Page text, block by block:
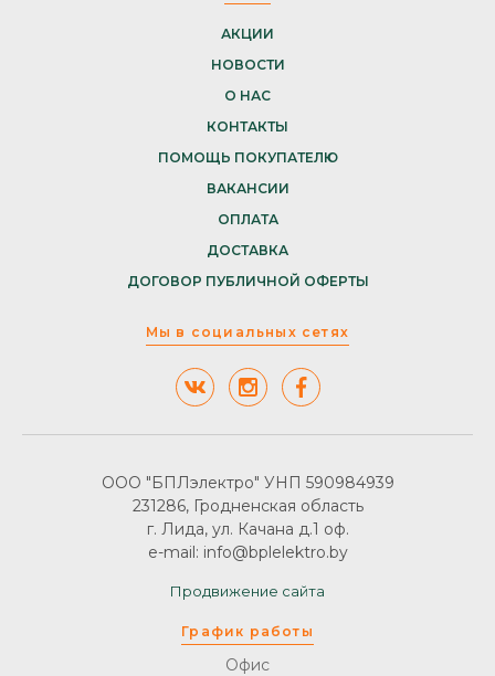
АКЦИИ
НОВОСТИ
О НАС
КОНТАКТЫ
ПОМОЩЬ ПОКУПАТЕЛЮ
ВАКАНСИИ
ОПЛАТА
ДОСТАВКА
ДОГОВОР ПУБЛИЧНОЙ ОФЕРТЫ
Мы в социальных сетях
График работы
Офис
ООО "БПЛэлектро" УНП 590984939
231286, Гродненская область
г. Лида, ул. Качана д.1 оф.
e-mail: info@bplelektro.by
Продвижение сайта